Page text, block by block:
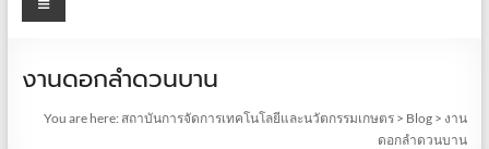
งานดอกลำดวนบาน
You are here: สถาบันการจัดการเทคโนโลยีและนวัตกรรมเกษตร > Blog > งาน
ดอกลำดวนบาน